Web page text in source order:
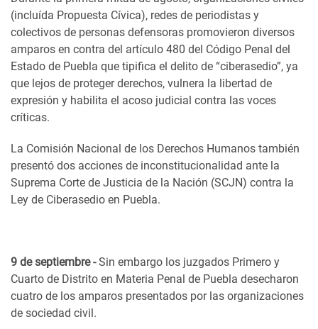
(incluída Propuesta Cívica), redes de periodistas y
colectivos de personas defensoras promovieron diversos
amparos en contra del artículo 480 del Código Penal del
Estado de Puebla que tipifica el delito de “ciberasedio”, ya
que lejos de proteger derechos, vulnera la libertad de
expresión y habilita el acoso judicial contra las voces
críticas.
La Comisión Nacional de los Derechos Humanos también
presentó dos acciones de inconstitucionalidad ante la
Suprema Corte de Justicia de la Nación (SCJN) contra la
Ley de Ciberasedio en Puebla.
9 de septiembre -Sin embargo los juzgados Primero y
Cuarto de Distrito en Materia Penal de Puebla desecharon
cuatro de los amparos presentados por las organizaciones
de sociedad civil.